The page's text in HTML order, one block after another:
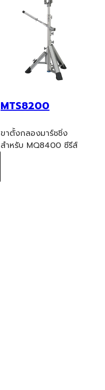
MTS8200
ขาตั้งกลองมาร์ชชิ่ง
สำหรับ MQ8400 ซีรีส์